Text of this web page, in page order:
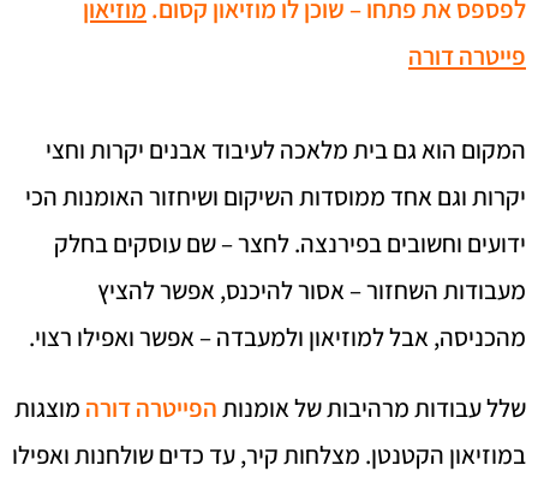
לפספס את פתחו – שוכן לו מוזיאון קסום. מוזיאון
פייטרה דורה
המקום הוא גם בית מלאכה לעיבוד אבנים יקרות וחצי
יקרות וגם אחד ממוסדות השיקום ושיחזור האומנות הכי
ידועים וחשובים בפירנצה. לחצר – שם עוסקים בחלק
מעבודות השחזור – אסור להיכנס, אפשר להציץ
מהכניסה, אבל למוזיאון ולמעבדה – אפשר ואפילו רצוי.
שלל עבודות מרהיבות של אומנותהפייטרה דורה מוצגות
במוזיאון הקטנטן. מצלחות קיר, עד כדים שולחנות ואפילו